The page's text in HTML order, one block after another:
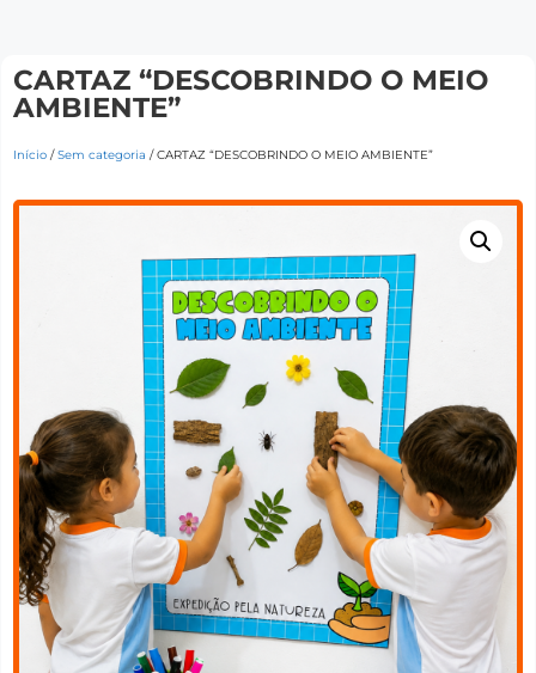
CARTAZ “DESCOBRINDO O MEIO
AMBIENTE”
Início /Sem categoria / CARTAZ “DESCOBRINDO O MEIO AMBIENTE”